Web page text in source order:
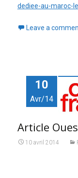
dediee-au-maroc-
Leave a
10
Avr/14
Article
10 avril 2014